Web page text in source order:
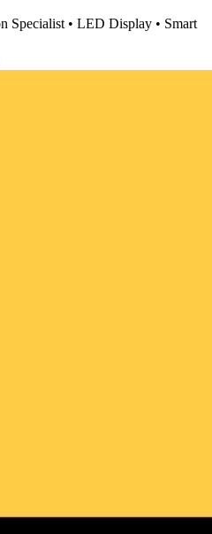
Specialist • LED Display • Smart